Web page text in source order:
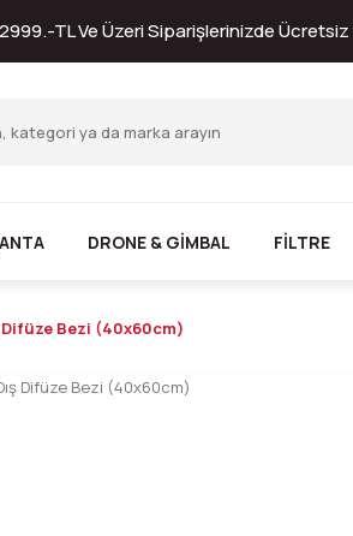
2999.-TL Ve Üzeri Siparişlerinizde
DRONE & GİMBAL FİLTRE
Difüze Bezi (40x60cm)